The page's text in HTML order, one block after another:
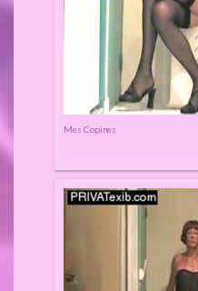
Mes Copines